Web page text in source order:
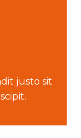
justo sit